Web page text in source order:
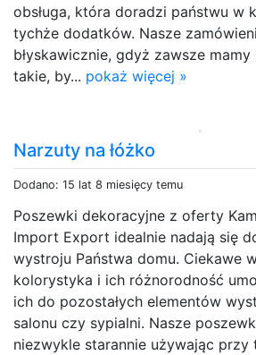
obsługa, która doradzi państwu w
tychże dodatków. Nasze
błyskawicznie, gdyż zawsze
takie, by... pokaż więcej »
Narzuty na łóżko
Dodano: 15 lat 8 miesięcy temu
Poszewki dekoracyjne z oferty
Import Export idealnie nadają się
wystroju Państwa domu. Ciekawe
kolorystyka i ich różnorodność
ich do pozostałych elementów
salonu czy sypialni. Nasze
niezwykle starannie używając przy